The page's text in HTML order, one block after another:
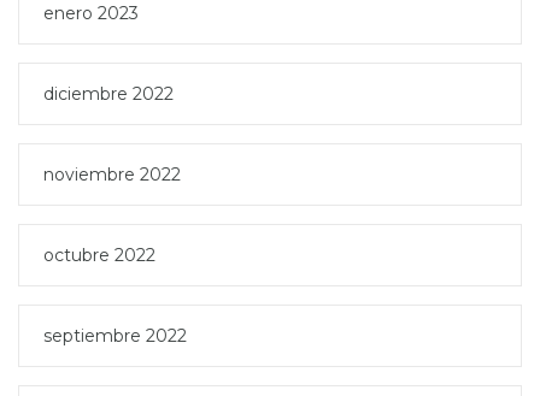
enero 2023
diciembre 2022
noviembre 2022
octubre 2022
septiembre 2022